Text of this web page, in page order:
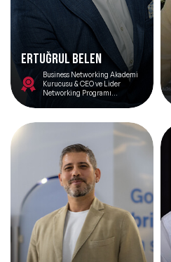
Ertuğrul Belen
Business Networking Akademi
Kurucusu & CEO ve Lider
Networking Programı